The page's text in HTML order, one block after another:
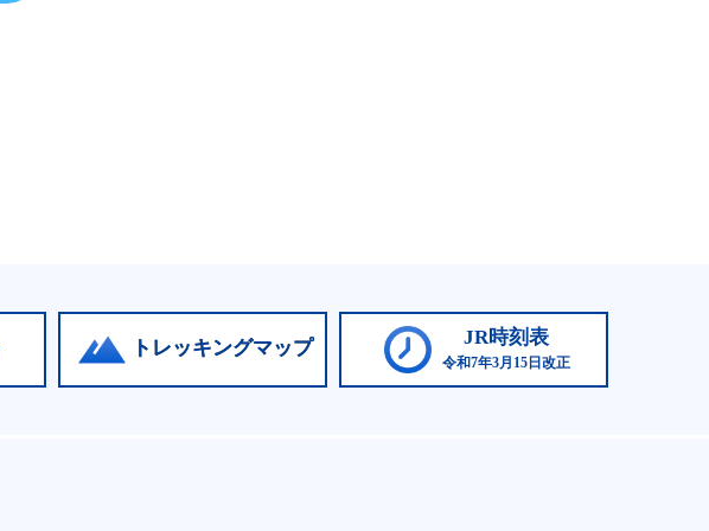
トレッキングマップ JR時刻表
令和7年3月15日改正